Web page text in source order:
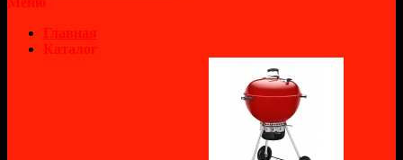
Главная
Каталог